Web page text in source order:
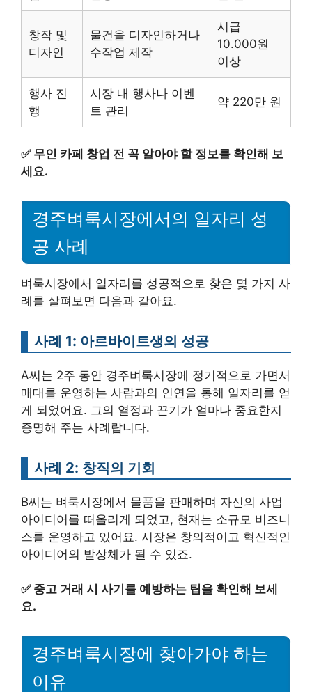
창작 및
디자인
물건을 디자인하거나
수작업 제작
시급
10.000원
이상
행사 진
행
시장 내 행사나 이벤
트 관리
약 220만 원
✅ 무인 카페 창업 전 꼭 알아야 할 정보를 확인해 보
세요.
경주벼룩시장에서의 일자리 성
공 사례
벼룩시장에서 일자리를 성공적으로 찾은 몇 가지 사
례를 살펴보면 다음과 같아요.
사례 1: 아르바이트생의 성공
A씨는 2주 동안 경주벼룩시장에 정기적으로 가면서
매대를 운영하는 사람과의 인연을 통해 일자리를 얻
게 되었어요. 그의 열정과 끈기가 얼마나 중요한지
증명해 주는 사례랍니다.
사례 2: 창직의 기회
B씨는 벼룩시장에서 물품을 판매하며 자신의 사업
아이디어를 떠올리게 되었고, 현재는 소규모 비즈니
스를 운영하고 있어요. 시장은 창의적이고 혁신적인
아이디어의 발상체가 될 수 있죠.
✅ 중고 거래 시 사기를 예방하는 팁을 확인해 보세
요.
경주벼룩시장에 찾아가야 하는
이유